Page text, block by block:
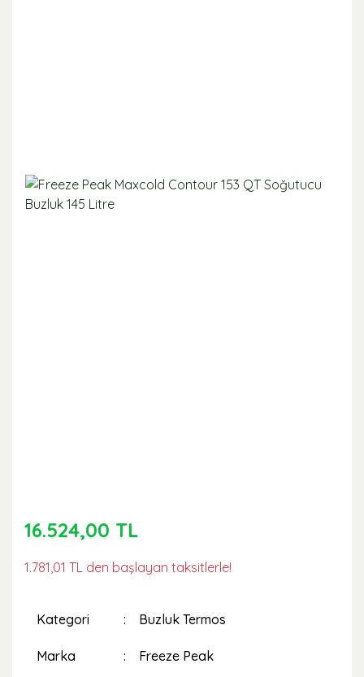
16.524,00 TL
1.781,01 TL den başlayan taksitlerle!
Kategori Buzluk Termos
Marka Freeze Peak